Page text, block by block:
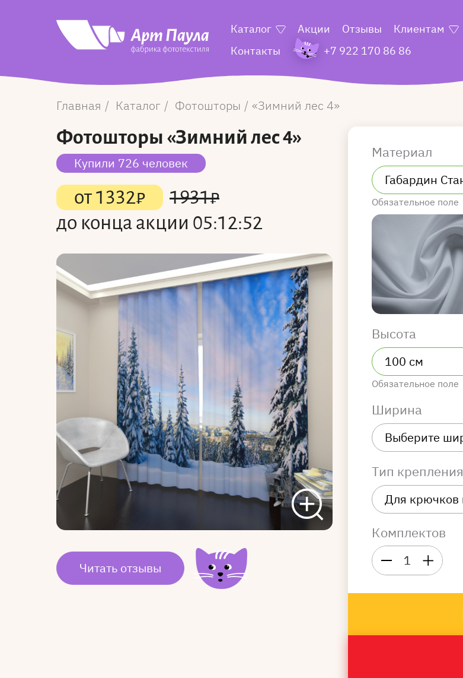
Каталог Акции Отзывы Клиентам
Контакты
+7 922 170 86 86
Главная Каталог Фотошторы Зимний лес 4
Фотошторы «Зимний лес 4»
Купили 726 человек
от1332₽ 1931₽
до конца акции 05:12:52
Читать отзывы
Материал
Обязательное поле
Высота
Обязательное поле
Ширина
Тип крепления
Комплектов
1